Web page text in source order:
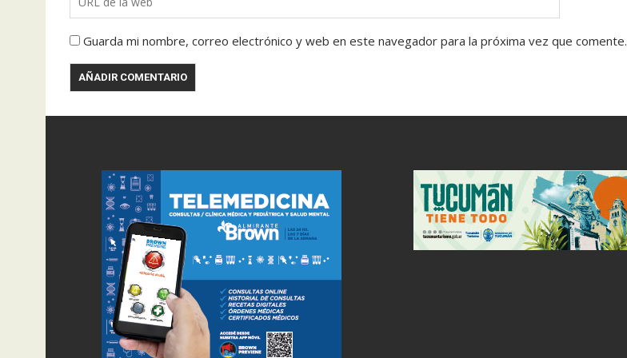
Guarda mi nombre, correo electrónico y web en este navegador para la próxima vez que comente.